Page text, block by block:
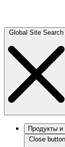
Global Site Search
Продукты и
Close button